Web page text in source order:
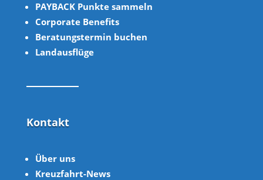
PAYBACK Punkte sammeln
Corporate Benefits
Beratungstermin buchen
Landausflüge
Kontakt
Über uns
Kreuzfahrt-News